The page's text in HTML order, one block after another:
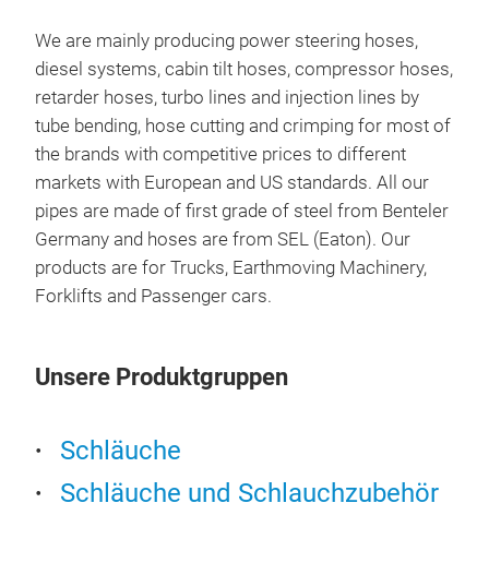
We are mainly producing power steering hoses,
diesel systems, cabin tilt hoses, compressor hoses,
retarder hoses, turbo lines and injection lines by
tube bending, hose cutting and crimping for most of
the brands with competitive prices to different
markets with European and US standards. All our
pipes are made of first grade of steel from Benteler
Germany and hoses are from SEL (Eaton). Our
products are for Trucks, Earthmoving Machinery,
Forklifts and Passenger cars.
Unsere Produktgruppen
Schläuche
Schläuche und Schlauchzubehör